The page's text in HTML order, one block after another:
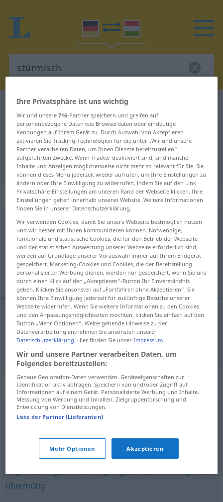
Deutsch-Ungarisch Wörterbuch
Deutsch-Ungarisch Übersetzung
für "stürmisch"
"stürmisch" Ungarisch Übersetzung
„stürmisch“
stürmisch
Übersicht aller Übersetzungen
(Für mehr Details die Übersetzung anklicken/antippen)
viharos, heves
viharos stürmisch
heves stürmisch
Synonyme für "stürmisch"
bewegt (Zeit, Jahre),wild,turbulent
zügellos
übermütig
Ihre Privatsphäre ist uns wichtig
Wir und unsere716-Partner speichern und greifen auf
personenbezogene Daten wie Browserdaten oder eindeutige
Kennungen auf Ihrem Gerät zu. Durch Auswahl von Akzeptieren
aktivieren Sie Tracking-Technologien für die unter „Wir und unsere
Partner verarbeiten Daten, um Ihnen Dienste bereitzustellen“
aufgeführten Zwecke. Wenn Tracker deaktiviert sind, sind manche
Inhalte und Anzeigen möglicherweise nicht mehr so relevant für Sie. Sie
können dieses Menü jederzeit wieder aufrufen, um Ihre Einstellungen zu
ändern oder Ihre Einwilligung zu widerrufen, indem Sie auf den Link
Privatsphäre-Einstellungen am unteren Rand der Webseite klicken. Ihre
Einstellungen gelten innerhalb unseres Website. Weitere Informationen
finden Sie in unserer Datenschutzerklärung.
Wir verwenden Cookies, damit Sie unsere Webseite bestmöglich nutzen
und wir besser mit Ihnen kommunizieren können. Notwendige,
funktionale und statistische Cookies, die für den Betrieb der Webseite
und der statistischen Auswertung unserer Webseite erforderlich sind,
werden auf Grundlage unserer Vorauswahl immer auf Ihrem Endgerät
gespeichert. Marketing-Cookies und Cookies, die der Bereitstellung
personalisierter Werbung dienen, werden nur gespeichert, wenn Sie uns
durch einen Klick auf den „Akzeptieren“-Button Ihr Einverständnis
geben. Klicken Sie ansonsten auf „Fortfahren ohne Akzeptieren“. Sie
können Ihre Einwilligung jederzeit für zukünftige Besuche unserer
Webseite widerrufen. Wenn Sie weitere Informationen zu den Cookies
und den Anpassungsmöglichkeiten möchten, klicken Sie einfach auf den
Button „Mehr Optionen“. Weitergehende Hinweise zu der
Datenverarbeitung entnehmen Sie ansonsten unserer
Datenschutzerklärung. Hier finden Sie unserImpressum.
Wir und unsere Partner verarbeiten Daten, um
Folgendes bereitzustellen:
Genaue Geolocation-Daten verwenden. Geräteeigenschaften zur
Identifikation aktiv abfragen. Speichern von und/oder Zugriff auf
Informationen auf einem Gerät. Personalisierte Werbung und Inhalte,
Messung von Werbung und Inhalten, Zielgruppenforschung und
Entwicklung von Dienstleistungen.
Liste der Partner (Lieferanten)
Mehr Optionen Akzeptieren